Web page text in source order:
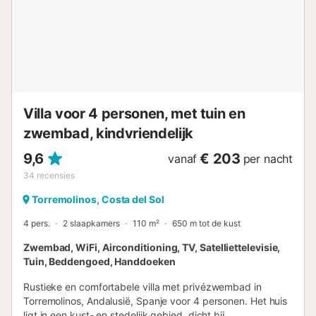
Villa voor 4 personen, met tuin en
zwembad, kindvriendelijk
9,6
34 recensies
vanaf € 203 per nacht
Torremolinos, Costa del Sol
4 pers. 2 slaapkamers 110 m² 650 m tot de kust
Zwembad, WiFi, Airconditioning, TV, Satelliettelevisie,
Tuin, Beddengoed, Handdoeken
Rustieke en comfortabele villa met privézwembad in
Torremolinos, Andalusië, Spanje voor 4 personen. Het huis